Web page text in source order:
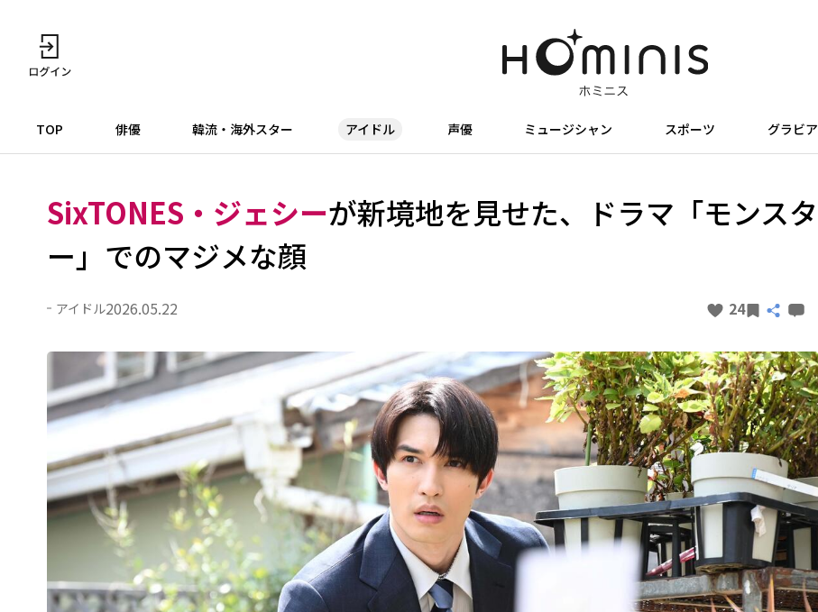
TOP 俳優 韓流・海外スター アイドル 声優 ミュージシャン スポーツ グラビア
SixTONES・ジェシーが新境地を見せた、ドラマ「モンスタ
ー」でのマジメな顔
アイドル2026.05.22 24